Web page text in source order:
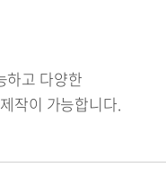
하고 다양한
작이 가능합니다.